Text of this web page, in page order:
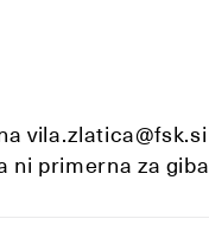
ni primerna za